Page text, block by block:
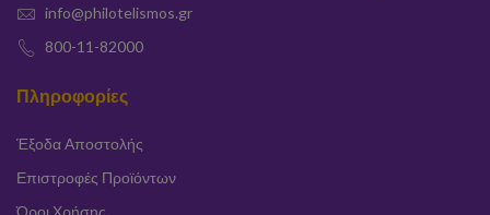
info@philotelismos.gr
800-11-82000
Πληροφορίες
Έξοδα Αποστολής
Επιστροφές Προϊόντων
Όροι Χρήσης